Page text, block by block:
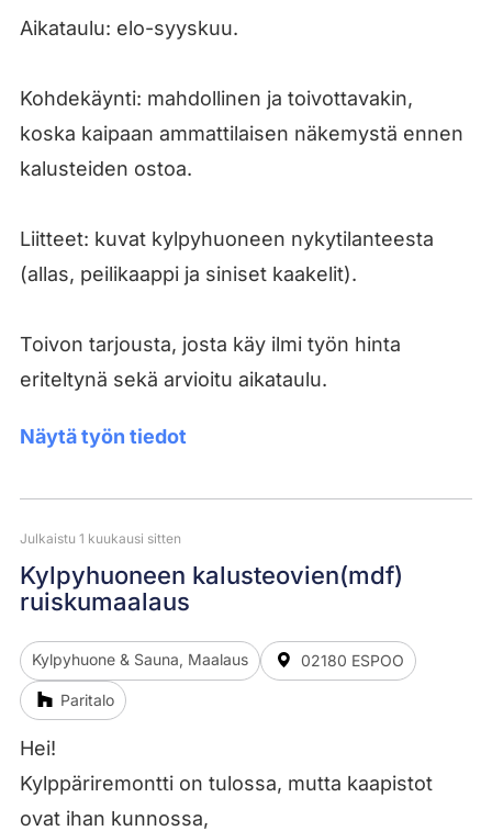
Aikataulu: elo-syyskuu.
Kohdekäynti: mahdollinen ja toivottavakin,
koska kaipaan ammattilaisen näkemystä ennen
kalusteiden ostoa.
Liitteet: kuvat kylpyhuoneen nykytilanteesta
(allas, peilikaappi ja siniset kaakelit).
Toivon tarjousta, josta käy ilmi työn hinta
eriteltynä sekä arvioitu aikataulu.
Näytä työn tiedot
Julkaistu 1 kuukausi sitten
Kylpyhuoneen kalusteovien(mdf)
ruiskumaalaus
Kylpyhuone & Sauna, Maalaus 02180 ESPOO
Paritalo
Hei!
Kylppäriremontti on tulossa, mutta kaapistot
ovat ihan kunnossa,